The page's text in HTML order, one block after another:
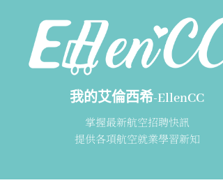
我的艾倫西希-EllenCC
掌握最新航空招聘快訊
提供各項航空就業學習新知